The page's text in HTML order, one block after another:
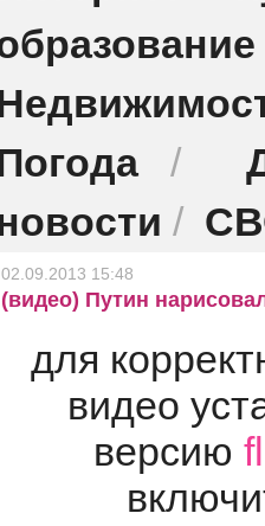
/
/
02.09.2013 15:48
(видео) Путин
для
видео
версию